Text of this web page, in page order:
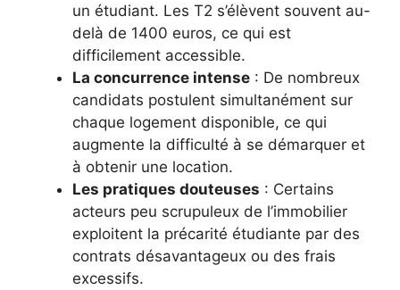
un étudiant. Les T2 s’élèvent souvent au-
delà de 1400 euros, ce qui est
difficilement accessible.
La concurrence intense : De nombreux
candidats postulent simultanément sur
chaque logement disponible, ce qui
augmente la difficulté à se démarquer et
à obtenir une location.
Les pratiques douteuses : Certains
acteurs peu scrupuleux de l’immobilier
exploitent la précarité étudiante par des
contrats désavantageux ou des frais
excessifs.